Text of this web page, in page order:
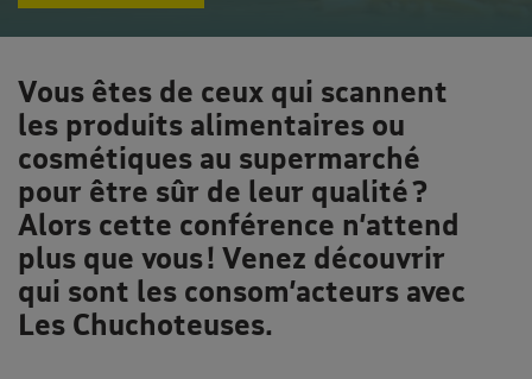
Vous êtes de ceux qui scannent
les produits alimentaires ou
cosmétiques au supermarché
pour être sûr de leur qualité ?
Alors cette conférence n’attend
plus que vous ! Venez découvrir
qui sont les consom’acteurs avec
Les Chuchoteuses.